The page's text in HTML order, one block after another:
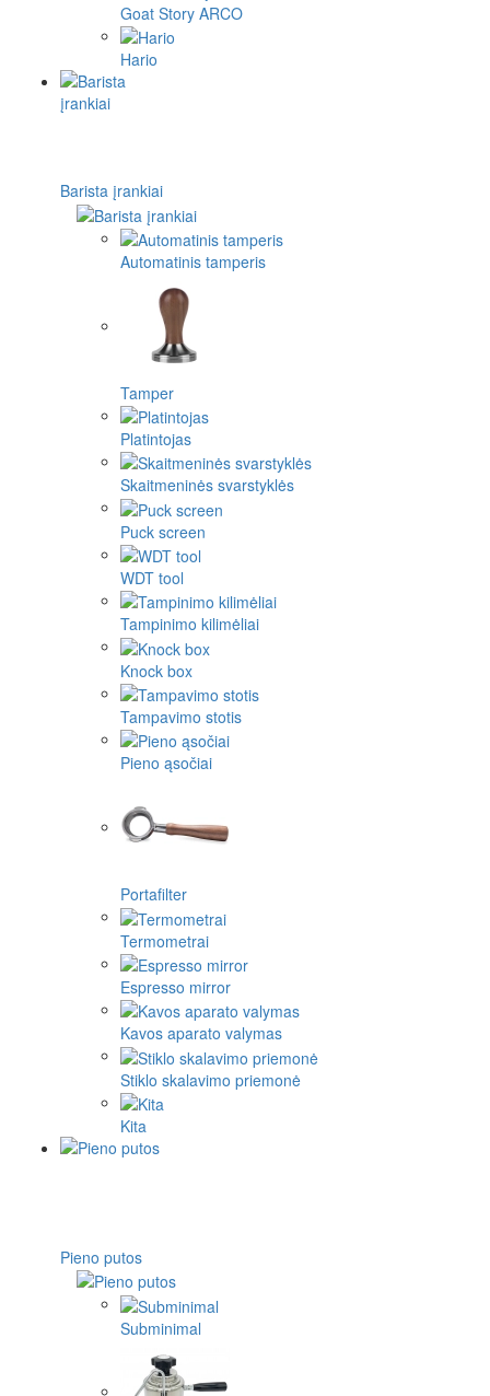
Goat Story ARCO
Hario
Barista įrankiai
Automatinis tamperis
Tamper
Platintojas
Skaitmeninės svarstyklės
Puck screen
WDT tool
Tampinimo kilimėliai
Knock box
Tampavimo stotis
Pieno ąsočiai
Portafilter
Termometrai
Espresso mirror
Kavos aparato valymas
Stiklo skalavimo priemonė
Kita
Pieno putos
Subminimal